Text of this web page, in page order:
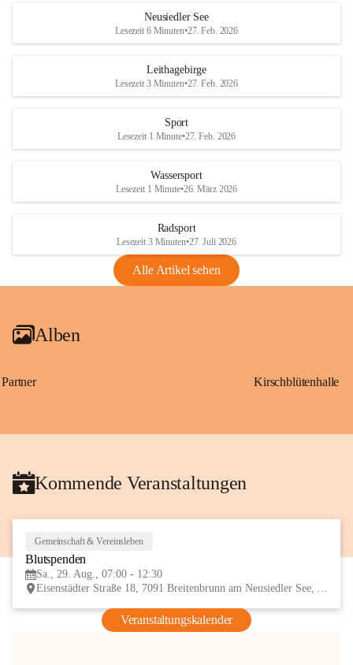
S
und den daraus folgenden wirtschaftlichen
Maßnahmen zur Bekämpfung
Rebe und der Amerikanischen
Anhang VBl. EU Nr. 18
1 Seite•1,4 MB
VBl. EU Nr. 18_2026
r
S
Neusiedler See
Lesezeit 6 Minuten•27. Feb. 2026
Leithagebirge
Lesezeit 3 Minuten•27. Feb. 2026
Sport
Lesezeit 1 Minute•27. Feb. 2026
Wassersport
Lesezeit 1 Minute•26. März 2026
Radsport
Lesezeit 3 Minuten•27. Juli 2026
Alle Artikel sehen
Alben
Partner Kirschblütenhalle
Kommende Veranstaltungen
Gemeinschaft & Vereinsleben
Blutspenden
Sa., 29. Aug., 07:00 - 12:30
Eisenstädter Straße 18, 7091 Breitenbrunn am Neusiedler See, AUT
Veranstaltungskalender